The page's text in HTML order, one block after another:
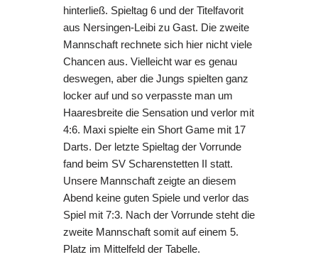
hinterließ. Spieltag 6 und der Titelfavorit
aus Nersingen-Leibi zu Gast. Die zweite
Mannschaft rechnete sich hier nicht viele
Chancen aus. Vielleicht war es genau
deswegen, aber die Jungs spielten ganz
locker auf und so verpasste man um
Haaresbreite die Sensation und verlor mit
4:6. Maxi spielte ein Short Game mit 17
Darts. Der letzte Spieltag der Vorrunde
fand beim SV Scharenstetten II statt.
Unsere Mannschaft zeigte an diesem
Abend keine guten Spiele und verlor das
Spiel mit 7:3. Nach der Vorrunde steht die
zweite Mannschaft somit auf einem 5.
Platz im Mittelfeld der Tabelle.